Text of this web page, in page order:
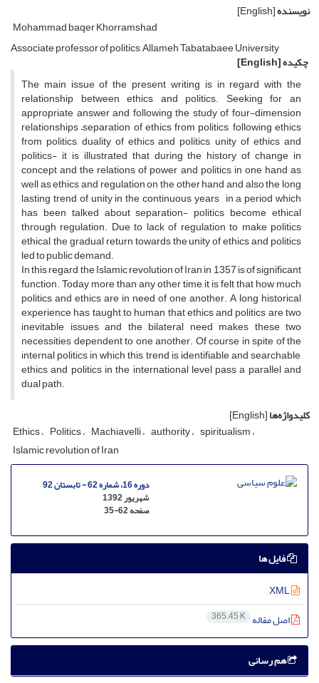
نویسنده[English]
Mohammad baqer Khorramshad
Associate professor of politics, Allameh Tabatabaee University
چکیده[English]
The main issue of the present writing is in regard with the
relationship between ethics and politics. Seeking for an
appropriate answer and following the study of four-dimension
relationships –separation of ethics from politics, following ethics
from politics, duality of ethics and politics, unity of ethics and
politics- it is illustrated that during the history of change in
concept and the relations of power and politics in one hand as
well as ethics and regulation on the other hand and also the long
lasting trend of unity in the continuous years , in a period which
has been talked about separation- politics become ethical
through regulation. Due to lack of regulation to make politics
ethical, the gradual return towards the unity of ethics and politics
led to public demand.
In this regard the Islamic revolution of Iran in 1357 is of significant
function. Today more than any other time, it is felt that how much
politics and ethics are in need of one another. A long historical
experience has taught to human that ethics and politics are two
inevitable issues and the bilateral need makes these two
necessities dependent to one another. Of course in spite of the
internal politics in which this trend is identifiable and searchable,
ethics and politics in the international level pass a parallel and
dual path.
کلیدواژه‌ها[English]
Ethics Politics Machiavelli authority spiritualism
Islamic revolution of Iran
دوره 16، شماره 62 - تابستان 92
شهریور 1392
صفحه35-62
فایل ها
اصل مقاله 365.45 K
هم رسانی